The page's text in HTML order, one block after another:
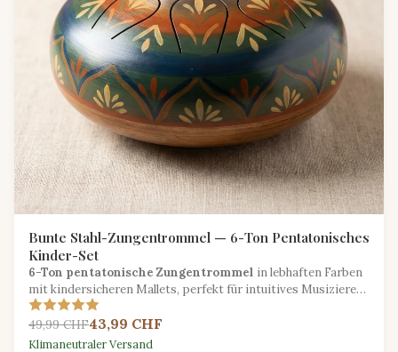
Bunte Stahl-Zungentrommel — 6-Ton Pentatonisches
Kinder-Set
6-Ton pentatonische Zungentrommel in lebhaften Farben
mit kindersicheren Mallets, perfekt für intuitives Musizieren
und Klangerforschung.
49,99 CHF43,99 CHF
Klimaneutraler Versand